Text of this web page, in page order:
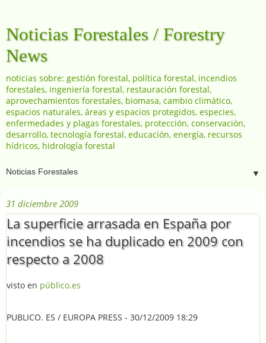
Noticias Forestales / Forestry
News
noticias sobre: gestión forestal, política forestal, incendios
forestales, ingeniería forestal, restauración forestal,
aprovechamientos forestales, biomasa, cambio climático,
espacios naturales, áreas y espacios protegidos, especies,
enfermedades y plagas forestales, protección, conservación,
desarrollo, tecnología forestal, educación, energía, recursos
hídricos, hidrología forestal
▼
31 diciembre 2009
La superficie arrasada en España por
incendios se ha duplicado en 2009 con
respecto a 2008
visto en público.es
PUBLICO. ES / EUROPA PRESS - 30/12/2009 18:29